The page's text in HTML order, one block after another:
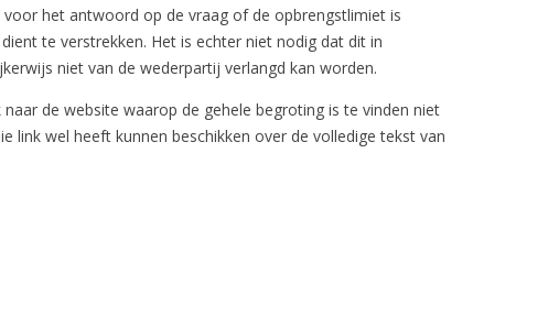
het antwoord op de vraag of de opbrengstlimiet is
te verstrekken. Het is echter niet nodig dat dit in
niet van de wederpartij verlangd kan worden.
de website waarop de gehele begroting is te vinden niet
link wel heeft kunnen beschikken over de volledige tekst van